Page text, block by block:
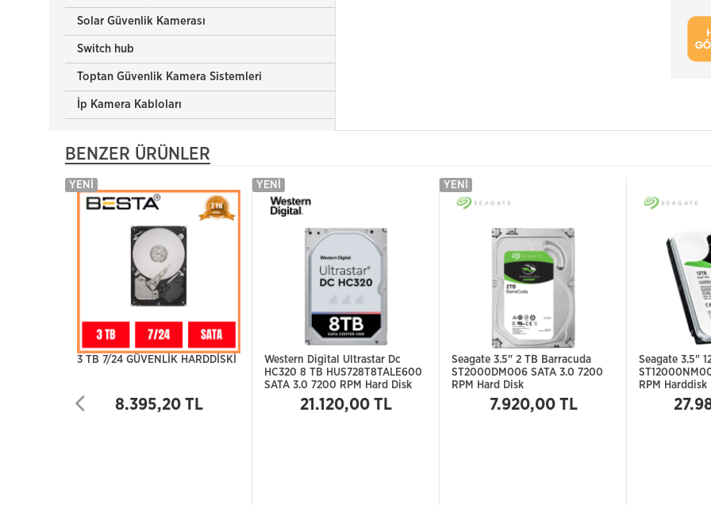
Solar Güvenlik Kamerası
Switch hub
Toptan Güvenlik Kamera Sistemleri
İp Kamera Kabloları
BENZER ÜRÜNLER
3 TB 7/24 GÜVENLİK HARDDİSKİ
8.395,20 TL
YENI
Western Digital Ultrastar Dc
HC320 8 TB HUS728T8TALE600
SATA 3.0 7200 RPM Hard Disk
21.120,00 TL
YENI
Seagate 3.5" 2 TB Barracuda
ST2000DM006 SATA 3.0 7200
RPM Hard Disk
7.920,00 TL
YENI
Seagate 3.5"
RPM Harddisk